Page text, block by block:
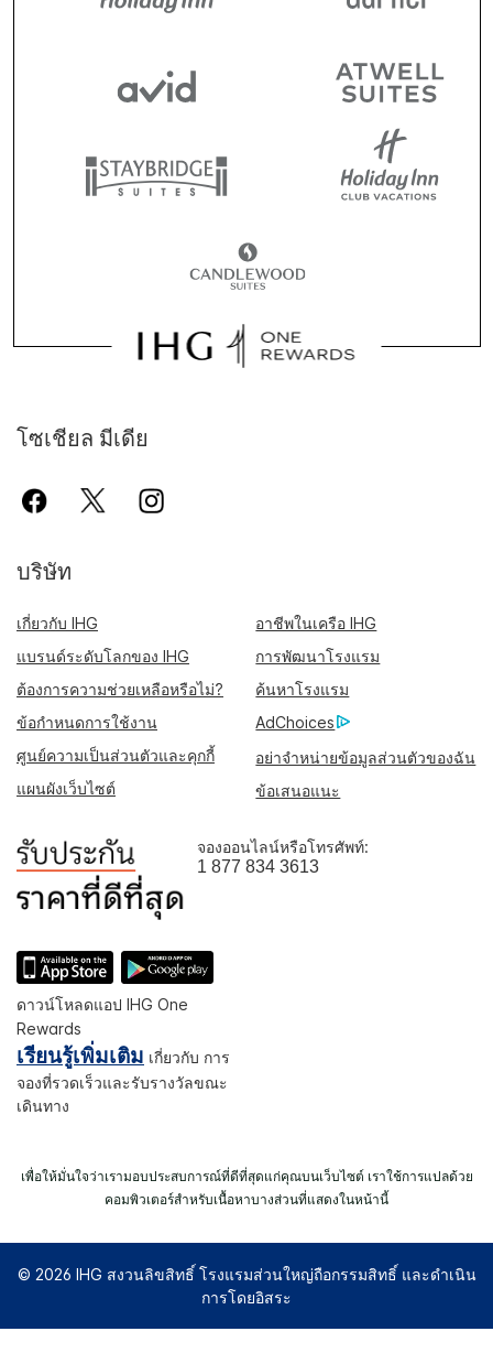
โซเชียล มีเดีย
บริษัท
เกี่ยวกับ IHG
อาชีพในเครือ IHG
แบรนด์ระดับโลกของ IHG
การพัฒนาโรงแรม
ต้องการความช่วยเหลือหรือไม่?
ค้นหาโรงแรม
ข้อกำหนดการใช้งาน
AdChoices
ศูนย์ความเป็นส่วนตัวและคุกกี้
อย่าจำหน่ายข้อมูลส่วนตัวของฉัน
แผนผังเว็บไซต์
ข้อเสนอแนะ
จองออนไลน์หรือโทรศัพท์:
1 877 834 3613
ดาวน์โหลดแอป IHG One
Rewards
เรียนรู้เพิ่มเติม เกี่ยวกับ การ
จองที่รวดเร็วและรับรางวัลขณะ
เดินทาง
เพื่อให้มั่นใจว่าเรามอบประสบการณ์ที่ดีที่สุดแก่คุณบนเว็บไซต์ เราใช้การแปลด้วย
คอมพิวเตอร์สำหรับเนื้อหาบางส่วนที่แสดงในหน้านี้
© 2026 IHG สงวนลิขสิทธิ์ โรงแรมส่วนใหญ่ถือกรรมสิทธิ์ และดำเนิน
การโดยอิสระ
Select